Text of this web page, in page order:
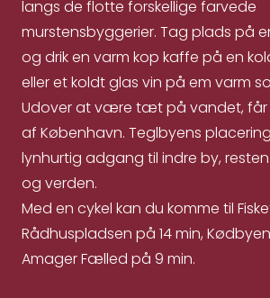
langs de flotte forskellige farvede
murstensbyggerier. Tag plads på
og drik en varm kop kaffe på en
eller et koldt glas vin på em varm
Udover at være tæt på vandet, får
af København. Teglbyens
lynhurtig adgang til indre by,
og verden.
Med en cykel kan du komme til
Rådhuspladsen på 14 min,
Amager Fælled på 9 min.